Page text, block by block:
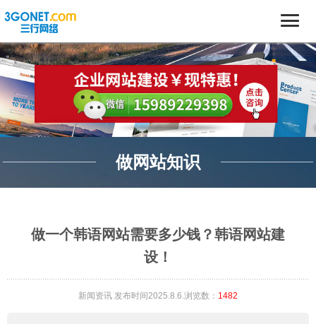
做网站知识
做一个韩语网站需要多少钱？韩语网站建
设！
新闻资讯 发布时间2025.8.6.浏览数： 1482